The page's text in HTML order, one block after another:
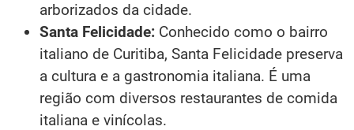
arborizados da cidade.
Santa Felicidade: Conhecido como o bairro
italiano de Curitiba, Santa Felicidade preserva
a cultura e a gastronomia italiana. É uma
região com diversos restaurantes de comida
italiana e vinícolas.